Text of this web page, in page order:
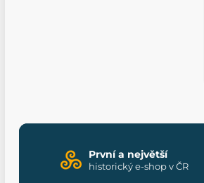
První a největší
historický e-shop v ČR